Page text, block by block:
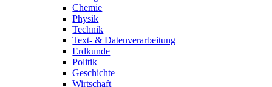
Chemie
Physik
Technik
Text- & Datenverarbeitung
Erdkunde
Politik
Geschichte
Wirtschaft